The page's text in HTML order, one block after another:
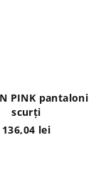
PINK pantaloni
scurți
136,04 lei